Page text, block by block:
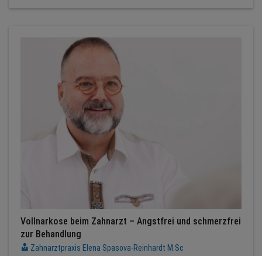
Vollnarkose beim Zahnarzt – Angstfrei und schmerzfrei
zur Behandlung
Zahnarztpraxis Elena Spasova-Reinhardt M.Sc